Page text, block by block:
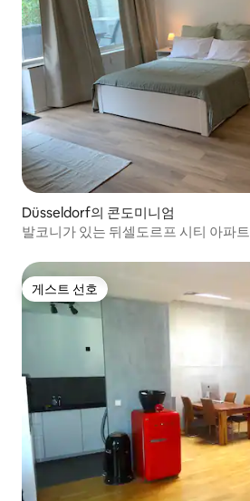
Düsseldorf의 콘도미니엄
발코니가 있는 뒤셀도르프 시티 아파트
게스트 선호
게스트 선호